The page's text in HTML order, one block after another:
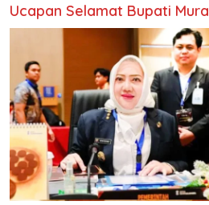
Ucapan Selamat Bupati Mura